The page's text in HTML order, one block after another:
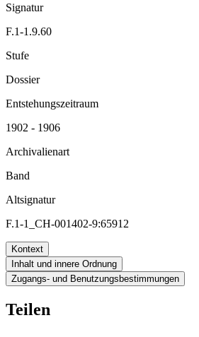
Signatur
F.1-1.9.60
Stufe
Dossier
Entstehungszeitraum
1902 - 1906
Archivalienart
Band
Altsignatur
F.1-1_CH-001402-9:65912
Kontext
Inhalt und innere Ordnung
Zugangs- und Benutzungsbestimmungen
Teilen